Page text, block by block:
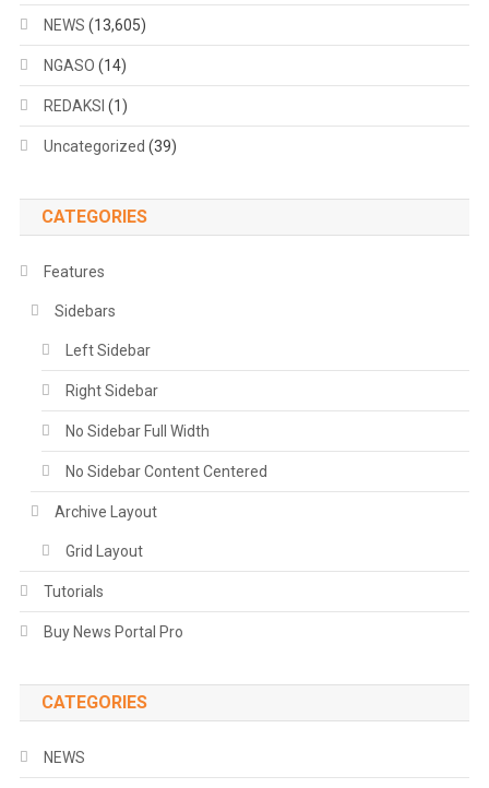
NEWS (13,605)
NGASO (14)
REDAKSI (1)
Uncategorized (39)
CATEGORIES
Features
Sidebars
Left Sidebar
Right Sidebar
No Sidebar Full Width
No Sidebar Content Centered
Archive Layout
Grid Layout
Tutorials
Buy News Portal Pro
CATEGORIES
NEWS